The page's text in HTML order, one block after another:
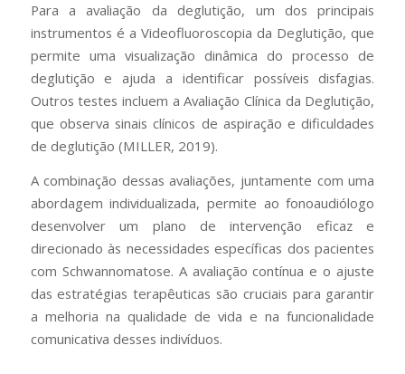
Para a avaliação da deglutição, um dos principais
instrumentos é a Videofluoroscopia da Deglutição, que
permite uma visualização dinâmica do processo de
deglutição e ajuda a identificar possíveis disfagias.
Outros testes incluem a Avaliação Clínica da Deglutição,
que observa sinais clínicos de aspiração e dificuldades
de deglutição (MILLER, 2019).
A combinação dessas avaliações, juntamente com uma
abordagem individualizada, permite ao fonoaudiólogo
desenvolver um plano de intervenção eficaz e
direcionado às necessidades específicas dos pacientes
com Schwannomatose. A avaliação contínua e o ajuste
das estratégias terapêuticas são cruciais para garantir
a melhoria na qualidade de vida e na funcionalidade
comunicativa desses indivíduos.